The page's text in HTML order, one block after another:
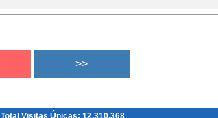
Total Visitas Únicas: 12.310.368